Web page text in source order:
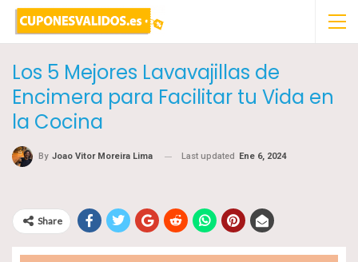
Los 5 Mejores Lavavajillas de
Encimera para Facilitar tu Vida en
la Cocina
By Joao Vitor Moreira Lima Last updated Ene 6, 2024
Share